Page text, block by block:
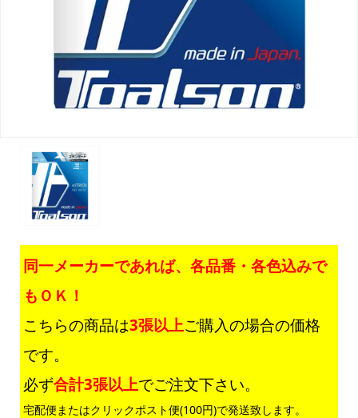
同一メーカーであれば、各品番・各色込みで
もＯＫ！
こちらの商品は3張以上ご購入の場合の価格
です。
必ず合計3張以上でご注文下さい。
宅配便またはクリックポスト便(100円)で発送致します。